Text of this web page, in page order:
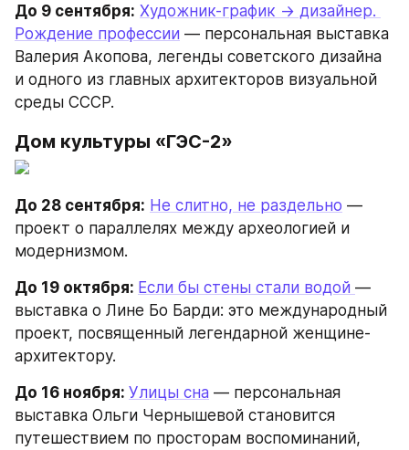
До 9 сентября: Художник-график → дизайнер.
Рождение профессии — персональная выставка
Валерия Акопова, легенды советского дизайна
и одного из главных архитекторов визуальной
среды СССР.
Дом культуры «ГЭС-2»
До 28 сентября: Не слитно, не раздельно —
проект о параллелях между археологией и
модернизмом.
До 19 октября: Если бы стены стали водой —
выставка о Лине Бо Барди: это международный
проект, посвященный легендарной женщине-
архитектору.
До 16 ноября: Улицы сна — персональная
выставка Ольги Чернышевой становится
путешествием по просторам воспоминаний,